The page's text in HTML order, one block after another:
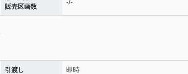
販売区画数
-/-
引渡し 即時